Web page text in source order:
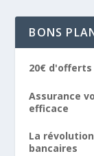
BONS
20€ d'offerts
Assurance
efficace
La
bancaires